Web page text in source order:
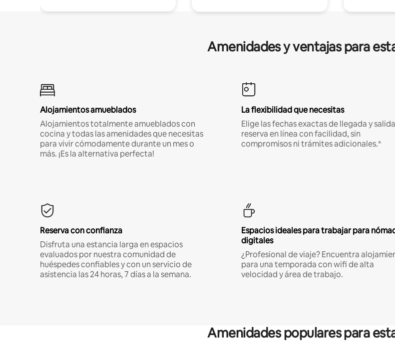
Amenidades y ventajas para
Alojamientos amueblados
Alojamientos totalmente amueblados con
cocina y todas las amenidades que necesitas
para vivir cómodamente durante un mes o
más. ¡Es la alternativa perfecta!
La flexibilidad que necesitas
Elige las fechas exactas de llegada y
reserva en línea con facilidad, sin
compromisos ni trámites adicionales.*
Reserva con confianza
Disfruta una estancia larga en espacios
evaluados por nuestra comunidad de
huéspedes confiables y con un servicio de
asistencia las 24 horas, 7 días a la semana.
Espacios ideales para trabajar para
digitales
¿Profesional de viaje? Encuentra
para una temporada con wifi de alta
velocidad y área de trabajo.
Amenidades populares para